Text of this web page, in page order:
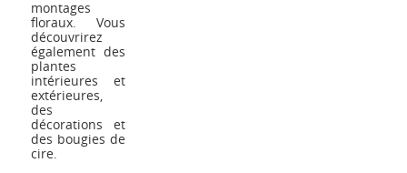
montages
floraux. Vous
découvrirez
également des
plantes
intérieures et
extérieures,
des
décorations et
des bougies de
cire.